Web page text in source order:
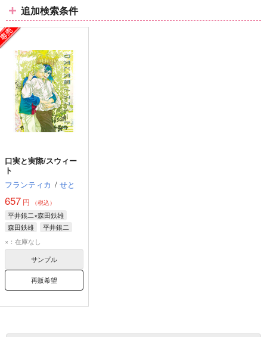
ム
ム
ム
追加検索条件
口実と実際/スウィー
ト
フランティカ / せと
657 円 （税込）
平井銀二×森田鉄雄
森田鉄雄
平井銀二
×：在庫なし
サンプル
再販希望